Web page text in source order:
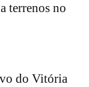
terrenos no
do Vitória